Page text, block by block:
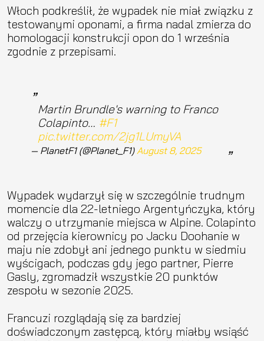
Włoch podkreślił, że wypadek nie miał związku z
testowanymi oponami, a firma nadal zmierza do
homologacji konstrukcji opon do 1 września
zgodnie z przepisami.
Martin Brundle's warning to Franco
Colapinto… #F1
pic.twitter.com/2jg1LUmyVA
— PlanetF1 (@Planet_F1) August 8, 2025
Wypadek wydarzył się w szczególnie trudnym
momencie dla 22-letniego Argentyńczyka, który
walczy o utrzymanie miejsca w Alpine. Colapinto
od przejęcia kierownicy po Jacku Doohanie w
maju nie zdobył ani jednego punktu w siedmiu
wyścigach, podczas gdy jego partner, Pierre
Gasly, zgromadził wszystkie 20 punktów
zespołu w sezonie 2025.
Francuzi rozglądają się za bardziej
doświadczonym zastępcą, który miałby wsiąść